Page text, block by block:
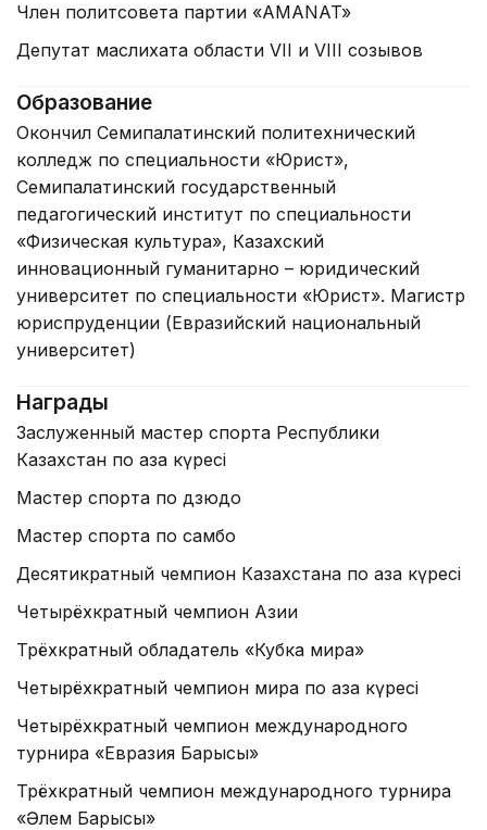
Член политсовета партии «AMANAT»
Депутат маслихата области VII и VIII созывов
Образование
Окончил Семипалатинский политехнический
колледж по специальности «Юрист»,
Семипалатинский государственный
педагогический институт по специальности
«Физическая культура», Казахский
инновационный гуманитарно – юридический
университет по специальности «Юрист». Магистр
юриспруденции (Евразийский национальный
университет)
Награды
Заслуженный мастер спорта Республики
Казахстан по қазақ күресі
Мастер спорта по дзюдо
Мастер спорта по самбо
Десятикратный чемпион Казахстана по қазақ күресі
Четырёхкратный чемпион Азии
Трёхкратный обладатель «Кубка мира»
Четырёхкратный чемпион мира по қазақ күресі
Четырёхкратный чемпион международного
турнира «Евразия Барысы»
Трёхкратный чемпион международного турнира
«Әлем Барысы»